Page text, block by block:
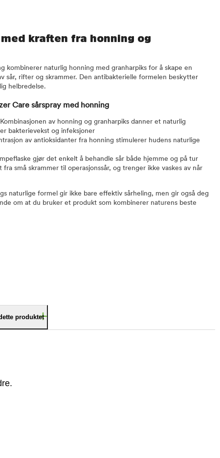
kraften fra honning og
kombinerer naturlig honning med granharpiks for å skape en
sår, rifter og skrammer. Den antibakterielle formelen beskytter
helbredelse.
Care sårspray med honning
av honning og granharpiks danner et naturlig
bakterievekst og infeksjoner
av antioksidanter fra honning stimulerer hudens naturlige
gjør det enkelt å behandle sår både hjemme og på tur
små skrammer til operasjonssår, og trenger ikke vaskes av når
naturlige formel gir ikke bare effektiv sårheling, men gir også deg
om at du bruker et produkt som kombinerer naturens beste
produktet